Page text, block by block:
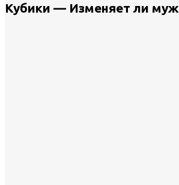
Кубики — Изменяет ли муж